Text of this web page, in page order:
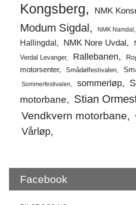
Kongsberg
NMK
Modum Sigdal
NMK Namdal
Hallingdal
NMK Nore Uvdal
Verdal Levanger
Rallebanen
motorsenter
Smådølfestivalen
Sommerfestivalen sommerløp
motorbane
Stian
Vendkvern motorbane
Vårløp
Facebook